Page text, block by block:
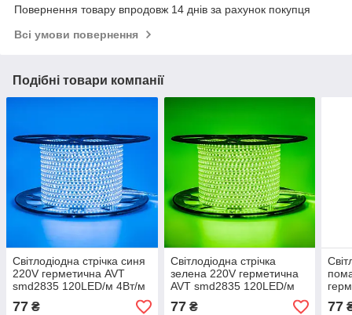
Повернення товару впродовж 14 днів за рахунок покупця
Всі умови повернення
Подібні товари компанії
Світлодіодна стрічка синя
220V герметична AVT
smd2835 120LED/м 4Вт/м
IP65
77 ₴
Світлодіодна стрічка
зелена 220V герметична
AVT smd2835 120LED/м
4Вт/м IP65
77₴ 77